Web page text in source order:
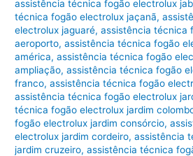
assistência técnica fogão electrolux
técnica fogão electrolux jaçanã,
electrolux jaguaré,assistência técnica
aeroporto,assistência técnica fogão
américa,assistência técnica fogão
ampliação,assistência técnica fogão
franco,assistência técnica fogão
assistência técnica fogão electrolux
técnica fogão electrolux jardim
fogão electrolux jardim consórcio,
electrolux jardim cordeiro,assistência
jardim cruzeiro,assistência técnica